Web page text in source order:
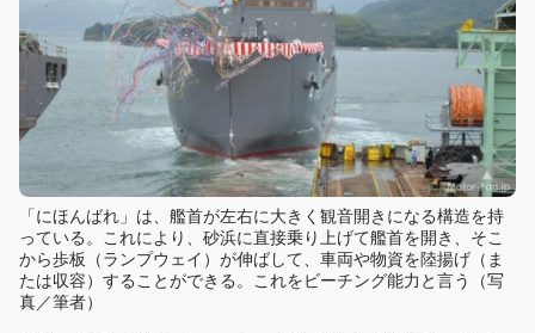
「にほんばれ」は、艦首が左右に大きく観音開きになる構造を持
っている。これにより、砂浜に直接乗り上げて艦首を開き、そこ
から歩板（ランプウェイ）が伸ばして、車両や物資を陸揚げ（ま
たは収容）することができる。これをビーチング能力と言う（写
真／筆者）